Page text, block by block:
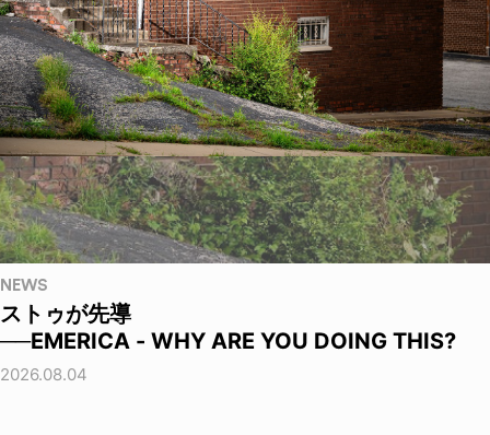
NEWS
ストゥが先導
──EMERICA - WHY ARE YOU DOING THIS?
2026.08.04